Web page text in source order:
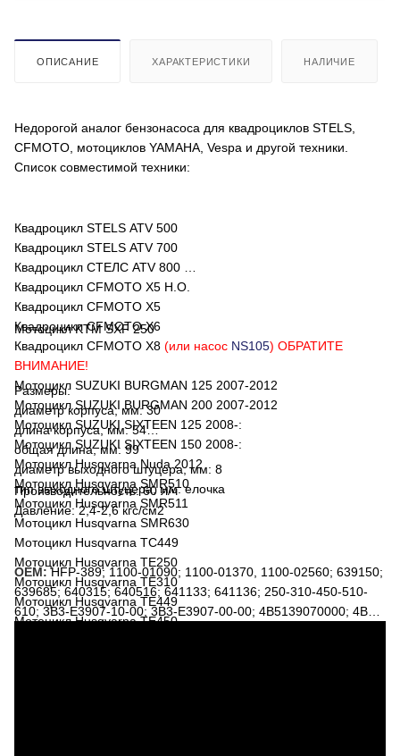
ОПИСАНИЕ ХАРАКТЕРИСТИКИ НАЛИЧИЕ
Недорогой аналог бензонасоса для квадроциклов STELS,
CFMOTO, мотоциклов YAMAHA, Vespa и другой техники.
Список совместимой техники:
Квадроцикл STELS ATV 500
Квадроцикл STELS ATV 700
Квадроцикл СТЕЛС ATV 800
Квадроцикл CFMOTO X5 H.O.
Квадроцикл CFMOTO X5
Квадроцикл CFMOTO X6
Квадроцикл CFMOTO X8 (или насос NS105) ОБРАТИТЕ
ВНИМАНИЕ!
Мотоцикл SUZUKI BURGMAN 125 2007-2012
Мотоцикл SUZUKI BURGMAN 200 2007-2012
Мотоцикл SUZUKI SIXTEEN 125 2008-:
Мотоцикл SUZUKI SIXTEEN 150 2008-:
Мотоцикл Husqvarna Nuda 2012
Мотоцикл Husqvarna SMR510
Мотоцикл Husqvarna SMR511
Мотоцикл Husqvarna SMR630
Мотоцикл Husqvarna TC449
Мотоцикл Husqvarna TE250
Мотоцикл Husqvarna TE310
Мотоцикл Husqvarna TE449
Мотоцикл Husqvarna TE450
Мотоцикл KTM SXF 250
Размеры:
диаметр корпуса, мм: 30
длина корпуса, мм: 54
общая длина, мм: 99
диаметр выходного штуцера, мм: 8
тип выходного штуцера, мм: елочка
Производительность: 60 л/ч
Давление: 2,4-2,6 кгс/см2
OEM: HFP-389; 1100-01090; 1100-01370, 1100-02560; 639150;
639685; 640315; 640516; 641133; 641136; 250-310-450-510-
610; 3B3-E3907-10-00; 3B3-E3907-00-00; 4B5139070000; 4B5